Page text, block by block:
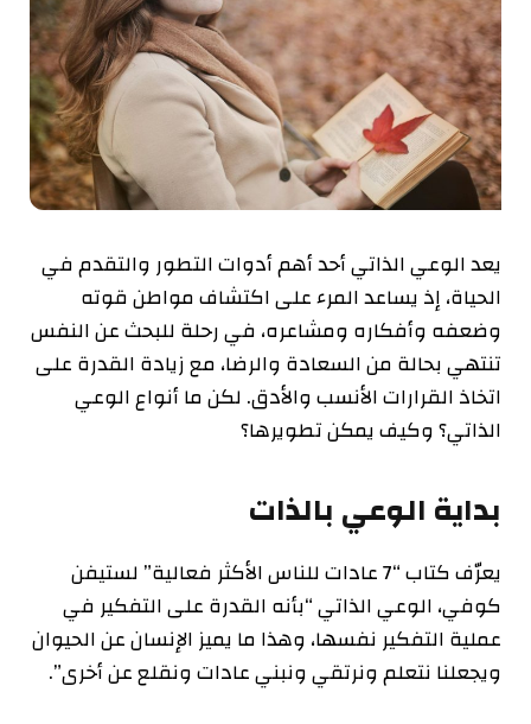
يعد الوعي الذاتي أحد أهم أدوات التطور والتقدم في
الحياة، إذ يساعد المرء على اكتشاف مواطن قوته
وضعفه وأفكاره ومشاعره، في رحلة للبحث عن النفس
تنتهي بحالة من السعادة والرضا، مع زيادة القدرة على
اتخاذ القرارات الأنسب والأدق. لكن ما أنواع الوعي
الذاتي؟ وكيف يمكن تطويرها؟
بداية الوعي بالذات
يعرّف كتاب “7 عادات للناس الأكثر فعالية” لستيفن
كوفي، الوعي الذاتي “بأنه القدرة على التفكير في
عملية التفكير نفسها، وهذا ما يميز الإنسان عن الحيوان
ويجعلنا نتعلم ونرتقي ونبني عادات ونقلع عن أخرى”.